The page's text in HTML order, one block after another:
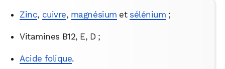
Zinc, cuivre, magnésium et sélénium ;
Vitamines B12, E, D ;
Acide folique.